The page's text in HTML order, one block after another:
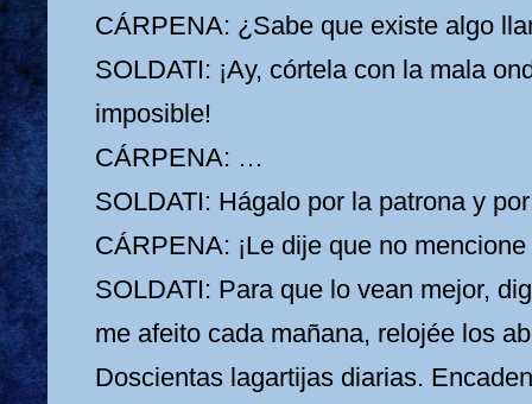
CÁRPENA: ¿Sabe que existe algo
SOLDATI: ¡Ay, córtela con la mala
imposible!
CÁRPENA: …
SOLDATI: Hágalo por la patrona y
CÁRPENA: ¡Le dije que no
SOLDATI: Para que lo vean mejor,
me afeito cada mañana, relojée los
Doscientas lagartijas diarias.